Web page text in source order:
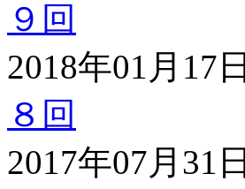
９回
2018年01月17日
８回
2017年07月31日